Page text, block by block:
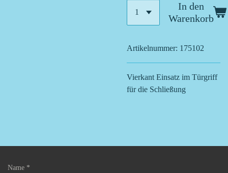
In den
Warenkorb
Artikelnummer: 175102
Vierkant Einsatz im Türgriff
für die Schließung
Name *